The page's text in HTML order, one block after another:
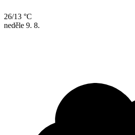
26/13 °C
neděle 9. 8.